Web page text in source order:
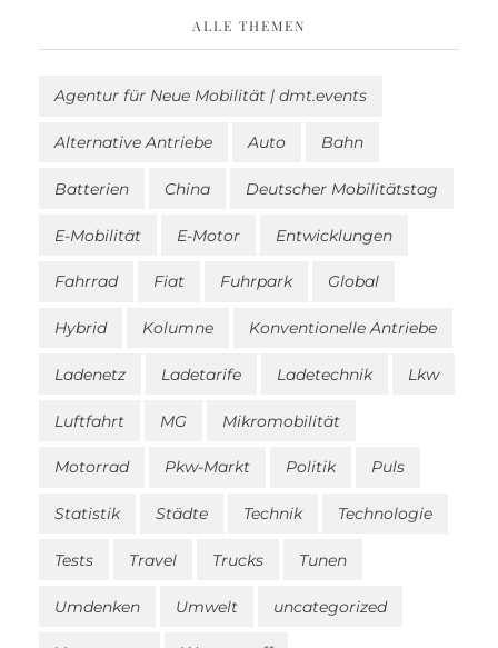
ALLE THEMEN
Agentur für Neue Mobilität | dmt.events
Alternative Antriebe Auto Bahn
Batterien China Deutscher Mobilitätstag
E-Mobilität E-Motor Entwicklungen
Fahrrad Fiat Fuhrpark Global
Hybrid Kolumne Konventionelle Antriebe
Ladenetz Ladetarife Ladetechnik Lkw
Luftfahrt MG Mikromobilität
Motorrad Pkw-Markt Politik Puls
Statistik Städte Technik Technologie
Tests Travel Trucks Tunen
Umdenken Umwelt uncategorized